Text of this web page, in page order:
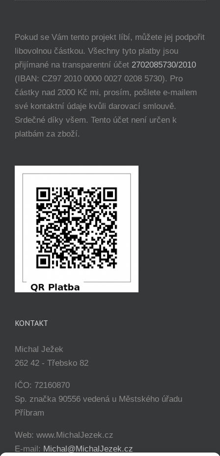
Pokud se Vám tento projekt líbí, můžete jej podpořit
libovolnou částkou. Všechny tyto platby jsou
přijímané na transparentní účet 2702085730/2010
(IBAN: CZ97 2010 0000 0027 0208 5730). Pro
částky nad 2000 Kč mi, prosím, pošlete e-mailem
své kontaktní údaje kvůli darovací smlouvě.
Srdečné díky všem. Tento účet není určen k
platbám za zboží.
KONTAKT
Michal Ježek
262 42 - Třebsko 82
IČO: 72160870
Sp. značka 90556 vedená u Městského úřadu
Příbram
Web: www.MichalJezek.cz
E-mail: Michal@MichalJezek.cz